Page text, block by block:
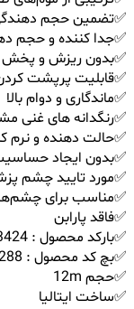
✅تضمین حجم دهندگی
✅جدا کننده و حجم
✅بدون ریزش و
✅قابلیت پرپشت
✅ماندگاری و دوام بالا
✅رنگدانه های غنی
✅حالت دهنده و نرم
✅بدون ایجاد
✅مورد تایید چشم
✅مناسب برای
✅فاقد پارابن
✅بارکد محصول : 8011607333424
✅بچ کد محصول : Y288
✅حجم 12m
✅ساخت ایتالیا